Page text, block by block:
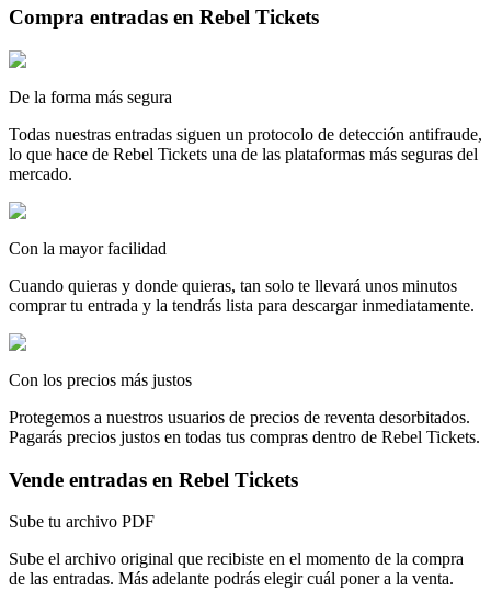
Compra entradas en Rebel Tickets
De la forma más segura
Todas nuestras entradas siguen un protocolo de detección antifraude,
lo que hace de Rebel Tickets una de las plataformas más seguras del
mercado.
Con la mayor facilidad
Cuando quieras y donde quieras, tan solo te llevará unos minutos
comprar tu entrada y la tendrás lista para descargar inmediatamente.
Con los precios más justos
Protegemos a nuestros usuarios de precios de reventa desorbitados.
Pagarás precios justos en todas tus compras dentro de Rebel Tickets.
Vende entradas en Rebel Tickets
Sube tu archivo PDF
Sube el archivo original que recibiste en el momento de la compra
de las entradas. Más adelante podrás elegir cuál poner a la venta.